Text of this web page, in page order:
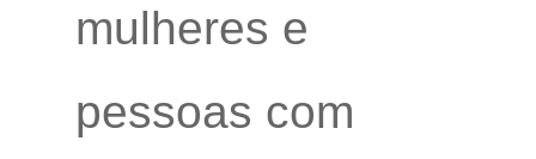
mulheres e
pessoas com